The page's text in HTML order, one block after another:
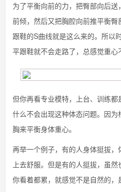
为了平衡向前的力，把臀部向后
前倾，然后又把胸腔向前推平衡
跟鞋的S曲线就是这么来的。所以
平跟鞋就不会走路了，总感觉重心
但你再看专业模特，上台、训练
什么不会出现这种体态问题。因
胸来平衡身体重心。
再举一个例子，有的人身体挺拔
上去舒服。但是有的人挺拔，虽
你看着都累，就感觉不是自然的，